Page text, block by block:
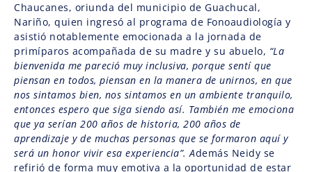
Chaucanes, oriunda del municipio de Guachucal,
Nariño, quien ingresó al programa de Fonoaudiología y
asistió notablemente emocionada a la jornada de
primíparos acompañada de su madre y su abuelo, “La
bienvenida me pareció muy inclusiva, porque sentí que
piensan en todos, piensan en la manera de unirnos, en que
nos sintamos bien, nos sintamos en un ambiente tranquilo,
entonces espero que siga siendo así. También me emociona
que ya serían 200 años de historia, 200 años de
aprendizaje y de muchas personas que se formaron aquí y
será un honor vivir esa experiencia”. Además Neidy se
refirió de forma muy emotiva a la oportunidad de estar